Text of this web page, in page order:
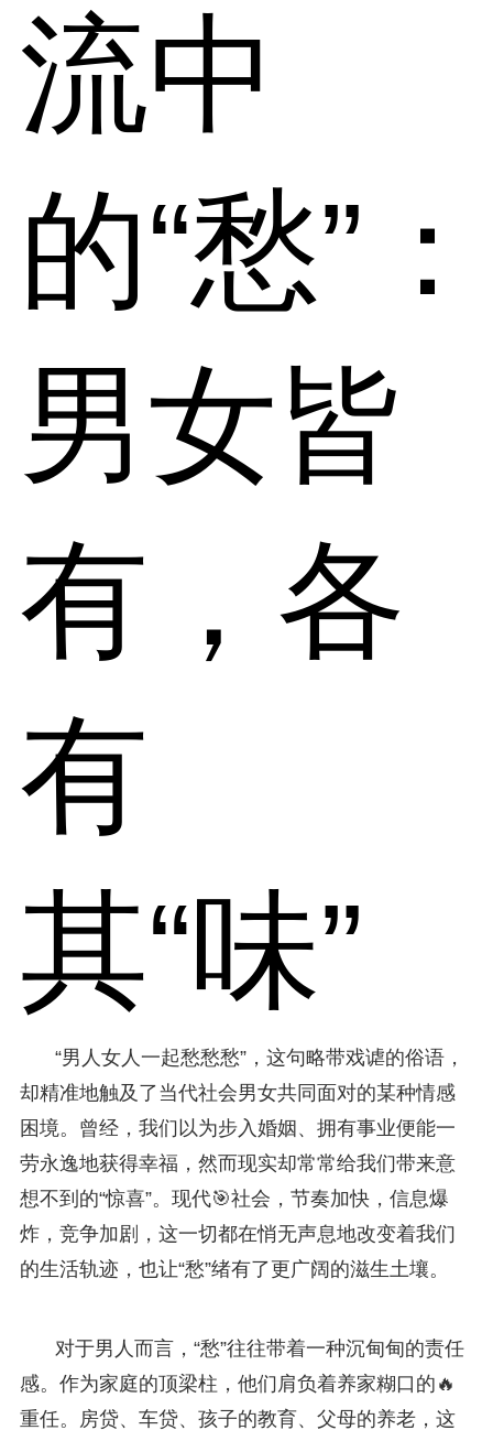
流中
的“愁”：
男女皆
有，各
有
其“味”
“男人女人一起愁愁愁”，这句略带戏谑的俗语，
却精准地触及了当代社会男女共同面对的某种情感
困境。曾经，我们以为步入婚姻、拥有事业便能一
劳永逸地获得幸福，然而现实却常常给我们带来意
想不到的“惊喜”。现代🎯社会，节奏加快，信息爆
炸，竞争加剧，这一切都在悄无声息地改变着我们
的生活轨迹，也让“愁”绪有了更广阔的滋生土壤。
对于男人而言，“愁”往往带着一种沉甸甸的责任
感。作为家庭的顶梁柱，他们肩负着养家糊口的🔥
重任。房贷、车贷、孩子的教育、父母的养老，这